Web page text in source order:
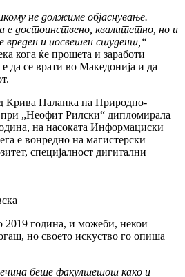
не должиме објаснување.
е достоинствено, квалитетно, но и
вреден и посветен студент,“
кога ќе прошета и заработи
да се врати во Македонија и да
Крива Паланка на Природно-
„Неофит Рилски“ дипломирала
на насоката Информациски
е вонредно на магистерски
специјалност дигитални
2019 година, и можеби, некои
но своето искуство го опиша
беше факултетот како и